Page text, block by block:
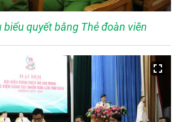
biểu quyết bằng Thẻ đoàn viên